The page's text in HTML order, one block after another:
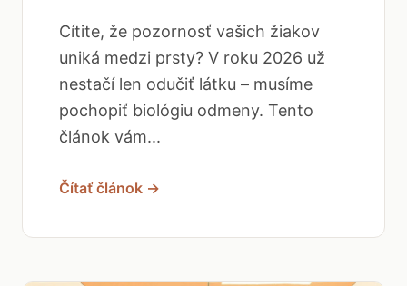
Cítite, že pozornosť vašich žiakov
uniká medzi prsty? V roku 2026 už
nestačí len odučiť látku – musíme
pochopiť biológiu odmeny. Tento
článok vám...
Čítať článok →